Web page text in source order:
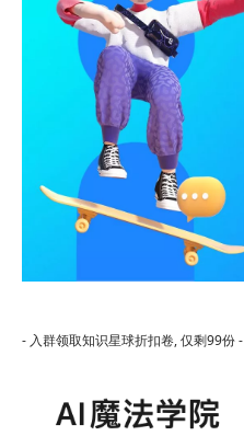
- 入群领取知识星球折扣卷, 仅剩99份 -